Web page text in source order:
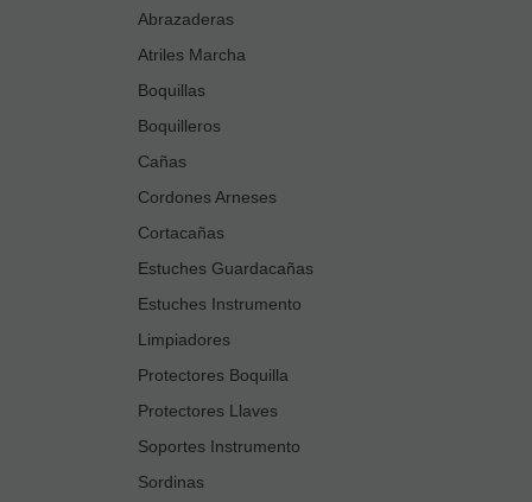
Abrazaderas
Atriles Marcha
Boquillas
Boquilleros
Cañas
Cordones Arneses
Cortacañas
Estuches Guardacañas
Estuches Instrumento
Limpiadores
Protectores Boquilla
Protectores Llaves
Soportes Instrumento
Sordinas